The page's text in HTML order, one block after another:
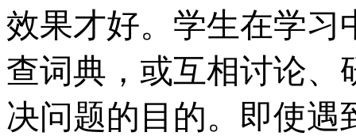
效果才好。学生在学习
查词典，或互相讨论、
决问题的目的。即使遇